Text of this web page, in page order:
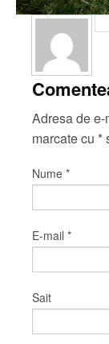
Adresa de
marcate cu *
Nume *
E-mail *
Sait